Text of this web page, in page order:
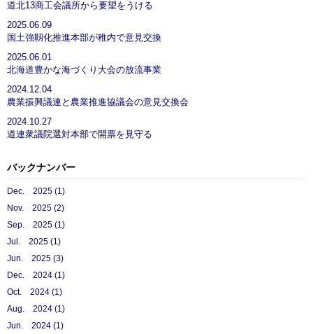
道北13商工会議所から要望をうける
2025.06.09
国土強靱化推進本部が稚内で意見交換
2025.06.01
北海道豊かな海づくり大会の放流事業
2024.12.04
農業振興議連と農業推進協議会の意見交換会
2024.10.27
道連衆議院選対本部で開票を見守る
バックナンバー
Dec. 2025 (1)
Nov. 2025 (2)
Sep. 2025 (1)
Jul. 2025 (1)
Jun. 2025 (3)
Dec. 2024 (1)
Oct. 2024 (1)
Aug. 2024 (1)
Jun. 2024 (1)